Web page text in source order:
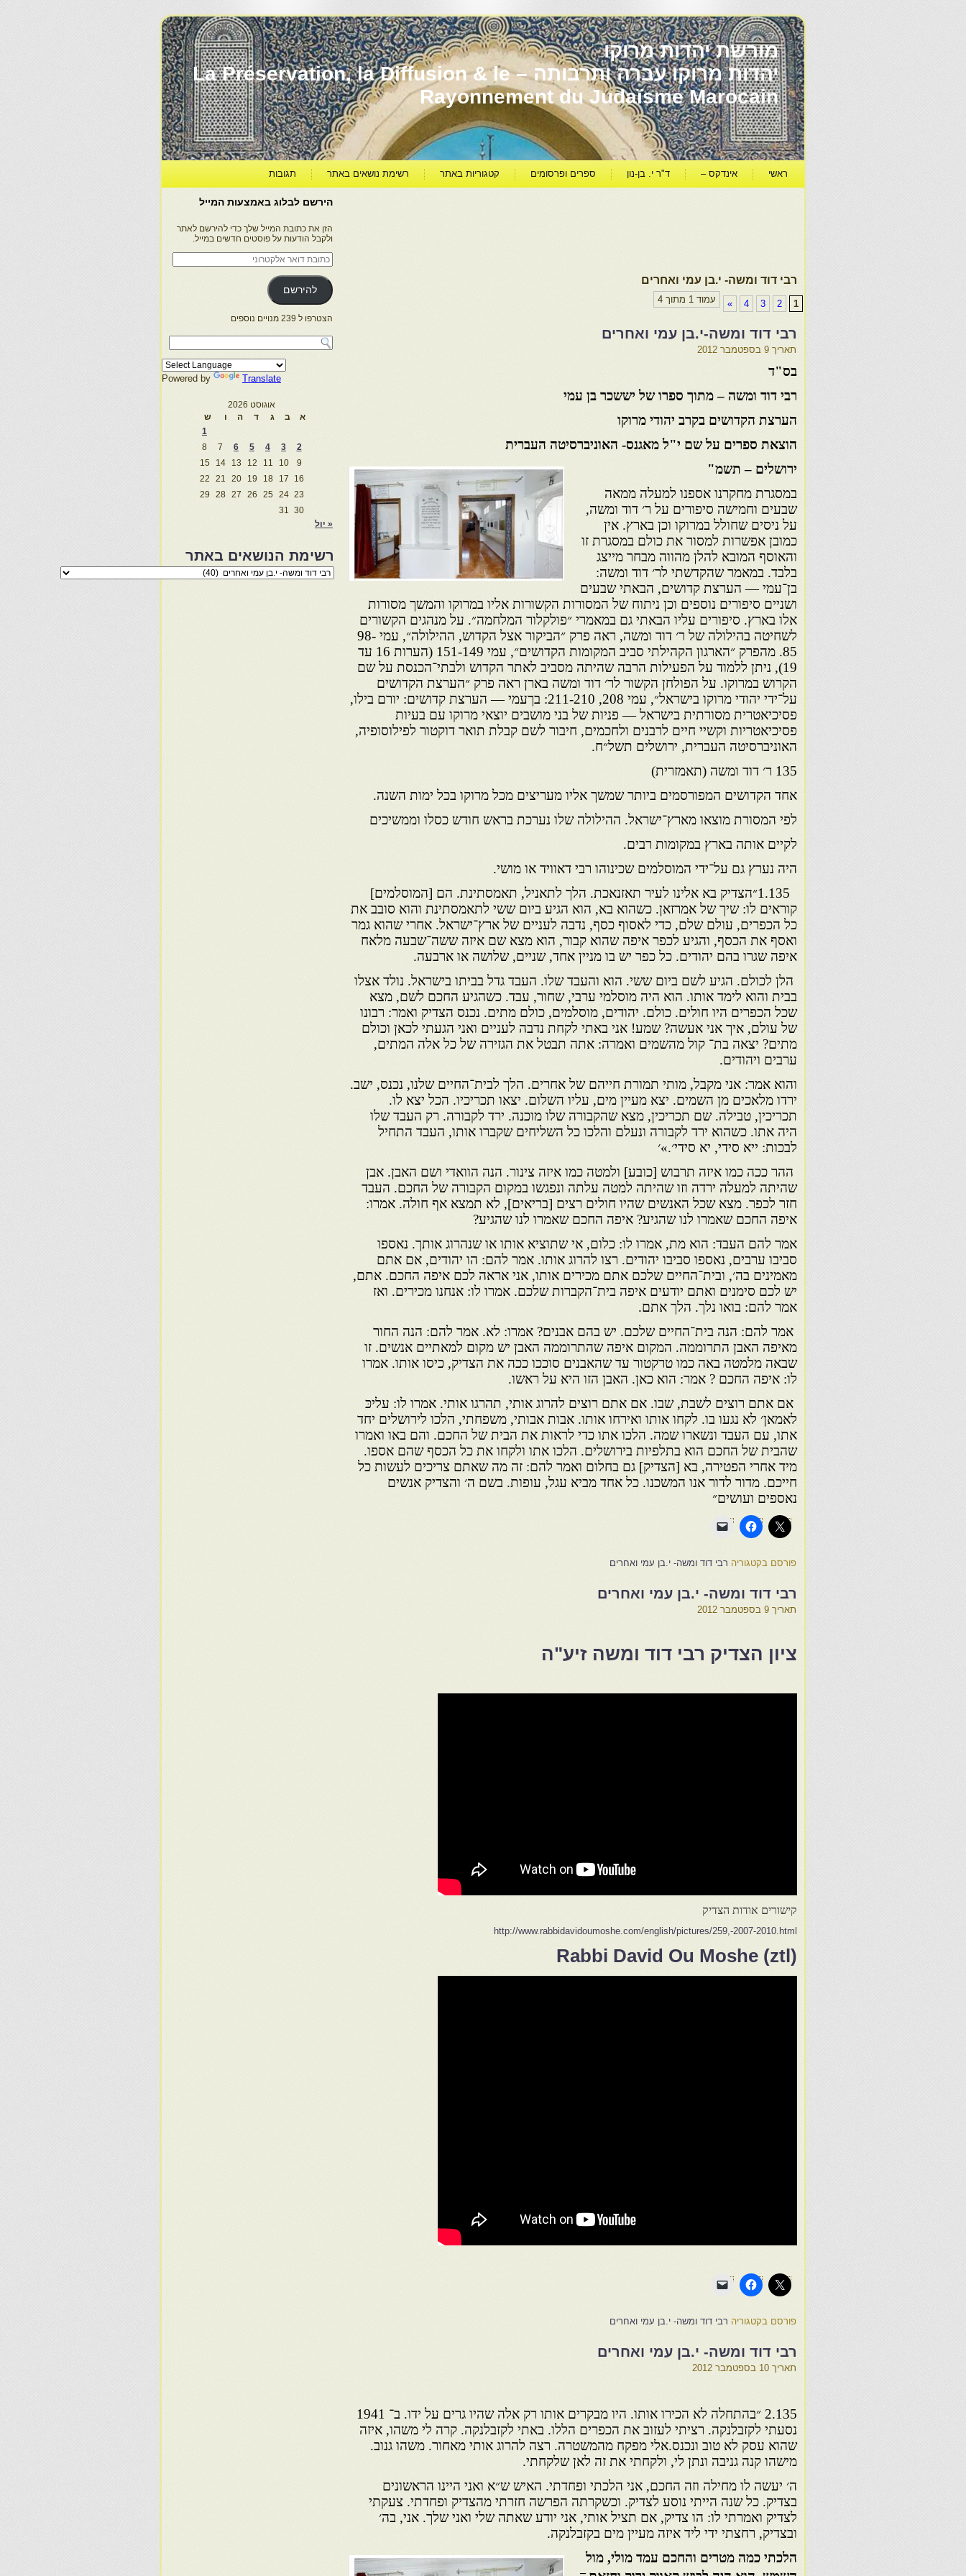
מורשת יהדות מרוקו
יהדות מרוקו עברה ותרבותה – La Préservation, la Diffusion & le
Rayonnement du Judaïsme Marocain
ראשי אינדקס – ד"ר י. בן-נון ספרים ופרסומים קטגוריות באתר רשימת נושאים באתר תגובות
רבי דוד ומשה- י.בן עמי ואחרים
עמוד 1 מתוך 4 1
2
3
4
»
רבי דוד ומשה-י.בן עמי ואחרים
תאריך 9 בספטמבר 2012
בס"ד
רבי דוד ומשה – מתוך ספרו של יששכר בן עמי
הערצת הקדושים בקרב יהודי מרוקו
הוצאת ספרים על שם י"ל מאגנס- האוניברסיטה העברית
ירושלים – תשמ"
במסגרת מחקרנו אספנו למעלה ממאה
שבעים וחמישה סיפורים על ר׳ דוד ומשה,
על ניסים שחולל במרוקו וכן בארץ. אין
כמובן אפשרות למסור את כולם במסגרת זו
והאוסף המובא להלן מהווה מבחר מייצג
בלבד. במאמר שהקדשתי לר׳ דוד ומשה:
בן־עמי — הערצת קדושים, הבאתי שבעים
ושניים סיפורים נוספים וכן ניתוח של המסורות הקשורות אליו במרוקו והמשך מסורות
אלו בארץ. סיפורים עליו הבאתי גם במאמרי ״פולקלור המלחמה״. על מנהגים הקשורים
לשחיטה בהילולה של ר׳ דוד ומשה, ראה פרק ״הביקור אצל הקדוש, ההילולה״, עמי 98-
85. מהפרק ״הארגון הקהילתי סביב המקומות הקדושים״, עמי 151-149 (הערות 16 עד
19), ניתן ללמוד על הפעילות הרבה שהיתה מסביב לאתר הקדוש ולבתי־הכנסת על שם
הקרוש במרוקו. על הפולחן הקשור לר׳ דוד ומשה בארן ראה פרק ״הערצת הקדושים
על־ידי יהודי מרוקו בישראל״, עמי 208, 211-210: בךעמי — הערצת קדושים: יורם בילו,
פסיכיאטרית מסורתית בישראל — פניות של בני מושבים יוצאי מרוקו עם בעיות
פסיכיאטריות וקשיי חיים לרבנים ולחכמים, חיבור לשם קבלת תואר דוקטור לפילוסופיה,
האוניברסיטה העברית, ירושלים תשל״ח.
135 ר׳ דוד ומשה (תאמזרית)
אחד הקדושים המפורסמים ביותר שמשך אליו מעריצים מכל מרוקו בכל ימות השנה.
לפי המסורת מוצאו מארץ־ישראל. ההילולה שלו נערכת בראש חודש כסלו וממשיכים
לקיים אותה בארץ במקומות רבים.
היה נערץ גם על־ידי המוסלמים שכינוהו רבי דאוויד או מושי.
1.135״הצדיק בא אלינו לעיר תאזנאכת. הלך לתאניל, תאמסתינת. הם [המוסלמים]
קוראים לו: שיך של אמרזאן. כשהוא בא, הוא הגיע ביום ששי לתאמסתינת והוא סובב את
כל הכפרים, עולם שלם, כדי לאסוף כסף, נדבה לעניים של ארץ־ישראל. אחרי שהוא גמר
ואסף את הכסף, והגיע לכפר איפה שהוא קבור, הוא מצא שם איזה ששה־שבעה מלאח
איפה שגרו בהם יהודים. כל כפר יש בו מניין אחד, שניים, שלושה או ארבעה.
הלן לכולם. הגיע לשם ביום ששי. הוא והעבד שלו. העבד גדל בביתו בישראל. נולד אצלו
בבית והוא לימד אותו. הוא היה מוסלמי ערבי, שחור, עבד. כשהגיע החכם לשם, מצא
שכל הכפרים היו חולים. כולם. יהודים, מוסלמים, כולם מתים. נכנס הצדיק ואמר: רבונו
של עולם, איך אני אעשה? שמע! אני באתי לקחת נדבה לעניים ואני הגעתי לכאן וכולם
מתים? יצאה בת־ קול מהשמים ואמרה: אתה תבטל את הגזירה של כל אלה המתים,
ערבים ויהודים.
והוא אמר: אני מקבל, מותי תמורת חייהם של אחרים. הלך לבית־החיים שלנו, נכנס, ישב.
ירדו מלאכים מן השמים. יצא מעיין מים, עליו השלום. יצאו תכריכיו. הכל יצא לו.
תכריכין, טבילה. שם תכריכין, מצא שהקבורה שלו מוכנה. ירד לקבורה. רק העבד שלו
היה אתו. כשהוא ירד לקבורה ונעלם והלכו כל השליחים שקברו אותו, העבד התחיל
לבכות: ייא סידי, יא סידי׳.»׳
ההר ככה כמו איזה תרבוש [כובע] ולמטה כמו איזה צינור. הנה הוואדי ושם האבן. אבן
שהיתה למעלה ירדה וזו שהיתה למטה עלתה ונפגשו במקום הקבורה של החכם. העבד
חזר לכפר. מצא שכל האנשים שהיו חולים רצים [בריאים], לא תמצא אף חולה. אמרו:
איפה החכם שאמרו לנו שהגיע? איפה החכם שאמרו לנו שהגיע?
אמר להם העבד: הוא מת, אמרו לו: כלום, אי שתוציא אותו או שנהרוג אותך. נאספו
סביבו ערבים, נאספו סביבו יהודים. רצו להרוג אותו. אמר להם: הו יהודים, אם אתם
מאמינים בה׳, ובית־החיים שלכם אתם מכירים אותו, אני אראה לכם איפה החכם. אתם,
יש לכם סימנים ואתם יודעים איפה בית־הקברות שלכם. אמרו לו: אנחנו מכירים. ואז
אמר להם: בואו נלך. הלך אתם.
אמר להם: הנה בית־החיים שלכם. יש בהם אבנים? אמרו: לא. אמר להם: הנה החור
מאיפה האבן התרוממה. המקום איפה שהתרוממה האבן יש מקום למאתיים אנשים. זו
שבאה מלמטה באה כמו טרקטור עד שהאבנים סוככו ככה את הצדיק, כיסו אותו. אמרו
לו: איפה החכם ? אמר: הוא כאן. האבן הזו היא על ראשו.
אם אתם רוצים לשבת, שבו. אם אתם רוצים להרוג אותי, תהרגו אותי. אמרו לו: עליכּ
לאמאן׳ לא נגעו בו. לקחו אותו ואירחו אותו. אבות אבותי, משפחתי, הלכו לירושלים יחד
אתו, עם העבד ונשארו שמה. הלכו אתו כדי לראות את הבית של החכם. והם באו ואמרו
שהבית של החכם הוא בתלפיות בירושלים. הלכו אתו ולקחו את כל הכסף שהם אספו.
מיד אחרי הפטירה, בא [הצדיק] גם בחלום ואמר להם: זה מה שאתם צריכים לעשות כל
חייכם. מדור לדור אנו המשכנו. כל אחד מביא עגל, עופות. בשם ה׳ והצדיק אנשים
נאספים ועושים״
פורסם בקטגוריה רבי דוד ומשה- י.בן עמי ואחרים
רבי דוד ומשה- י.בן עמי ואחרים
תאריך 9 בספטמבר 2012
ציון הצדיק רבי דוד ומשה זיע"ה
קישורים אודות הצדיק
http://www.rabbidavidoumoshe.com/english/pictures/259,-2007-2010.html
Rabbi David Ou Moshe (ztl)
פורסם בקטגוריה רבי דוד ומשה- י.בן עמי ואחרים
רבי דוד ומשה- י.בן עמי ואחרים
תאריך 10 בספטמבר 2012
2.135 ״בהתחלה לא הכירו אותו. היו מבקרים אותו רק אלה שהיו גרים על ידו. ב־ 1941
נסעתי לקזבלנקה. רציתי לעזוב את הכפרים הללו. באתי לקזבלנקה. קרה לי משהו, איזה
שהוא עסק לא טוב ונכנס.אלי מפקח מהמשטרה. רצה להרוג אותי מאחור. משהו גנוב.
מישהו קנה גניבה ונתן לי, ולקחתי את זה לאן שלקחתי.
ה׳ יעשה לו מחילה וזה החכם, אני הלכתי ופחדתי. האיש ש״א ואני היינו הראשונים
בצדיק. כל שנה הייתי נוסע לצדיק. וכשקרתה הפרשה חזרתי מהצדיק ופחדתי. צעקתי
לצדיק ואמרתי לו: הו צדיק, אם תציל אותי, אני יודע שאתה שלי ואני שלך. אני, בה׳
ובצדיק, רחצתי ידי ליד איזה מעיין מים בקזבלנקה.
הלכתי כמה מטרים והחכם עמד מולי, מול
–
הירשם לבלוג באמצעות המייל
הזן את כתובת המייל שלך כדי להירשם לאתר
ולקבל הודעות על פוסטים חדשים במייל.
כתובת
דואר
אלקטרוני
להירשם
הצטרפו ל 239 מנויים נוספים
Powered by Translate
אוגוסט 2026
א
ב ג ד ה ו
ש
1
2
3
4
5
6
7
8
9
10
11
12
13
14
15
16
17
18
19
20
21
22
23
24
25
26
27
28
29
30
31
« יול
רשימת הנושאים באתר
רשימת
הנושאים